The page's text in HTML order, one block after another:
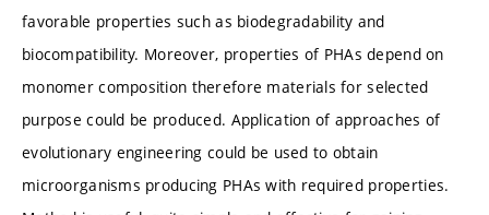
favorable properties such as biodegradability and
biocompatibility. Moreover, properties of PHAs depend on
monomer composition therefore materials for selected
purpose could be produced. Application of approaches of
evolutionary engineering could be used to obtain
microorganisms producing PHAs with required properties.